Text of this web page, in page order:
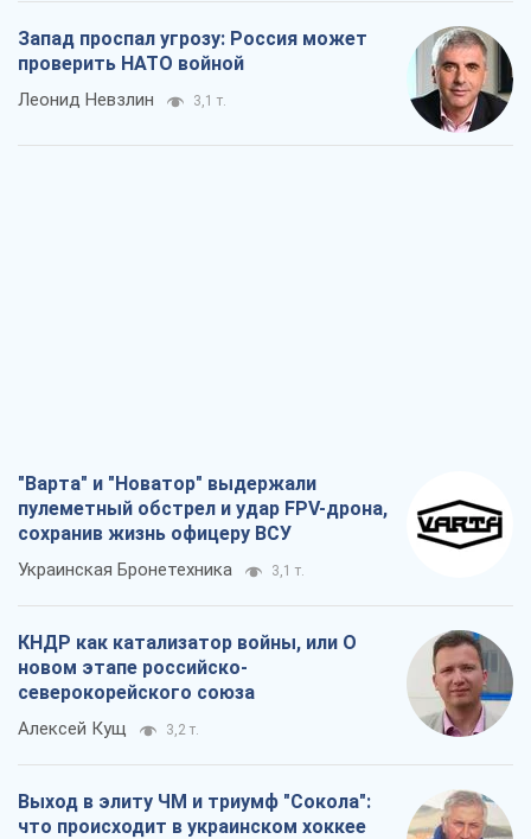
Запад проспал угрозу: Россия может
проверить НАТО войной
Леонид Невзлин 3,1 т.
"Варта" и "Новатор" выдержали
пулеметный обстрел и удар FPV-дрона,
сохранив жизнь офицеру ВСУ
Украинская Бронетехника 3,1 т.
КНДР как катализатор войны, или О
новом этапе российско-
северокорейского союза
Алексей Кущ 3,2 т.
Выход в элиту ЧМ и триумф "Сокола":
что происходит в украинском хоккее